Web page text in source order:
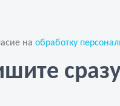
на обработку